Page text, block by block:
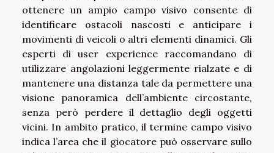
ottenere un ampio campo visivo consente di
identificare ostacoli nascosti e anticipare i
movimenti di veicoli o altri elementi dinamici. Gli
esperti di user experience raccomandano di
utilizzare angolazioni leggermente rialzate e di
mantenere una distanza tale da permettere una
visione panoramica dell’ambiente circostante,
senza però perdere il dettaglio degli oggetti
vicini. In ambito pratico, il termine campo visivo
indica l’area che il giocatore può osservare sullo